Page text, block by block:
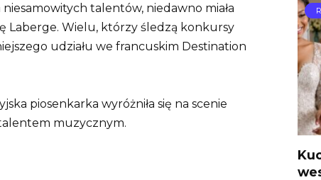
talentów, niedawno miała
Laberge. Wielu, którzy śledzą konkursy
udziału we francuskim Destination
piosenkarka wyróżniła się na scenie
muzycznym.